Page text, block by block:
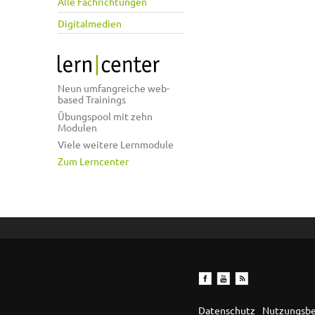
Digitalmedien
Neun umfangreiche web-
based Trainings
Übungspool mit zehn
Modulen
Viele weitere Lernmodule
Zum Lerncenter
Datenschutz